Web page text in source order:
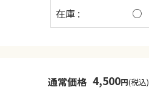
在庫 : ○
通常価格 4,500円(税込)